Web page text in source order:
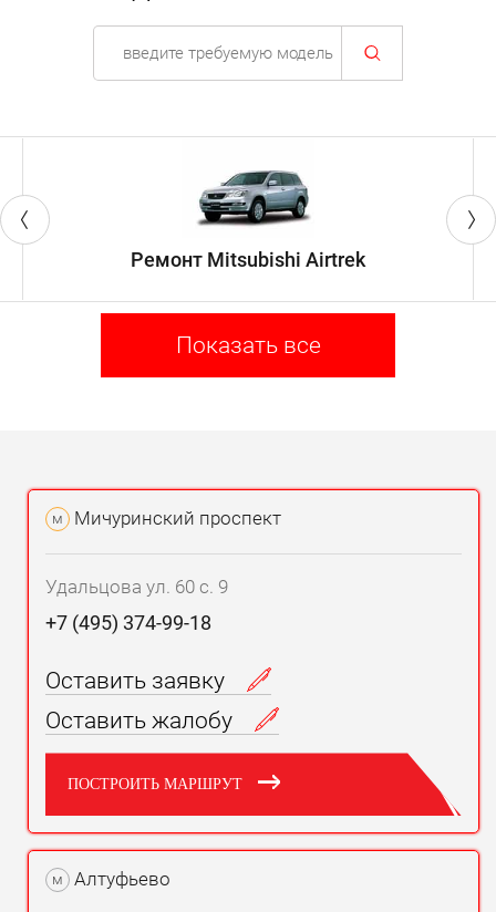
Ремонт Mitsubishi Airtrek
Показать все
м Мичуринский проспект
Удальцова ул. 60 с. 9
+7 (495) 374-99-18
Оставить заявку
Оставить жалобу
ПОСТРОИТЬ МАРШРУТ
м Алтуфьево